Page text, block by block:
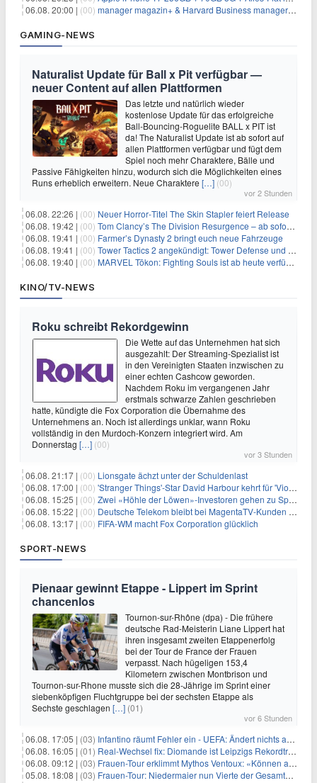
06.08. 20:00 | (00) manager magazin+ & Harvard Business manager+ Digital-Kombi-Abo 1 Monat kostenlos
GAMING-NEWS
Naturalist Update für Ball x Pit verfügbar —
neuer Content auf allen Plattformen
Das letzte und natürlich wieder
kostenlose Update für das erfolgreiche
Ball-Bouncing-Roguelite BALL x PIT ist
da! The Naturalist Update ist ab sofort auf
allen Plattformen verfügbar und fügt dem
Spiel noch mehr Charaktere, Bälle und
Passive Fähigkeiten hinzu, wodurch sich die Möglichkeiten eines
Runs erheblich erweitern. Neue Charaktere […] (00)
vor 2 Stunden
06.08. 22:26 | (00) Neuer Horror‑Titel The Skin Stapler feiert Release
06.08. 19:42 | (00) Tom Clancy’s The Division Resurgence – ab sofort für euch verfügbar
06.08. 19:41 | (00) Farmer’s Dynasty 2 bringt euch neue Fahrzeuge
06.08. 19:41 | (00) Tower Tactics 2 angekündigt: Tower Defense und Deckbuilding Kombo kehrt zurück
06.08. 19:40 | (00) MARVEL Tōkon: Fighting Souls ist ab heute verfügbar
KINO/TV-NEWS
Roku schreibt Rekordgewinn
Die Wette auf das Unternehmen hat sich
ausgezahlt: Der Streaming-Spezialist ist
in den Vereinigten Staaten inzwischen zu
einer echten Cashcow geworden.
Nachdem Roku im vergangenen Jahr
erstmals schwarze Zahlen geschrieben
hatte, kündigte die Fox Corporation die Übernahme des
Unternehmens an. Noch ist allerdings unklar, wann Roku
vollständig in den Murdoch-Konzern integriert wird. Am
Donnerstag […] (00)
vor 3 Stunden
06.08. 21:17 | (00) Lionsgate ächzt unter der Schuldenlast
06.08. 17:00 | (00) 'Stranger Things'-Star David Harbour kehrt für 'Violent Night 2' zurück – Kristen Bell stößt zur Besetzung
06.08. 15:25 | (00) Zwei «Höhle der Löwen»-Investoren gehen zu Springer
06.08. 15:22 | (00) Deutsche Telekom bleibt bei MagentaTV-Kunden vage
06.08. 13:17 | (00) FIFA-WM macht Fox Corporation glücklich
SPORT-NEWS
Pienaar gewinnt Etappe - Lippert im Sprint
chancenlos
Tournon-sur-Rhône (dpa) - Die frühere
deutsche Rad-Meisterin Liane Lippert hat
ihren insgesamt zweiten Etappenerfolg
bei der Tour de France der Frauen
verpasst. Nach hügeligen 153,4
Kilometern zwischen Montbrison und
Tournon-sur-Rhone musste sich die 28-Jährige im Sprint einer
siebenköpfigen Fluchtgruppe bei der sechsten Etappe als
Sechste geschlagen […] (01)
vor 6 Stunden
06.08. 17:05 | (03) Infantino räumt Fehler ein - UEFA: Ändert nichts an Boykott
06.08. 16:05 | (01) Real-Wechsel fix: Diomande ist Leipzigs Rekordtransfer
06.08. 09:12 | (03) Frauen-Tour erklimmt Mythos Ventoux: «Können alles schaffen»
05.08. 18:08 | (03) Frauen-Tour: Niedermaier nun Vierte der Gesamtwertung